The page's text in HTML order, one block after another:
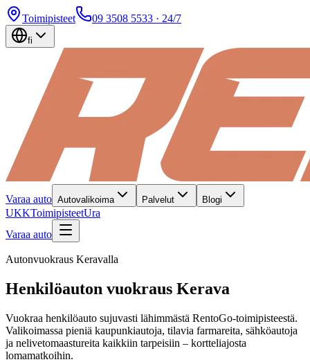
Toimipisteet 09 3508 5533 · 24/7
fi
Varaa auto Autovalikoima Palvelut Blogi
UKKToimipisteetUra
Varaa auto
Autonvuokraus Keravalla
Henkilöauton vuokraus Kerava
Vuokraa henkilöauto sujuvasti lähimmästä RentoGo-toimipisteestä.
Valikoimassa pieniä kaupunkiautoja, tilavia farmareita, sähköautoja
ja nelivetomaastureita kaikkiin tarpeisiin – kortteliajosta
lomamatkoihin.